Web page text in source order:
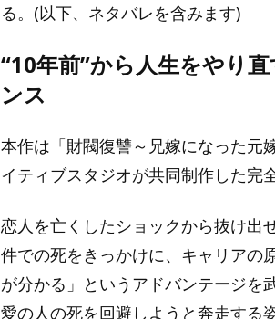
る。(以下、ネタバレを含みます)
“10年前”から人生をやり
ンス
本作は「財閥復讐～兄嫁になった元
イティブスタジオが共同制作した完
恋人を亡くしたショックから抜け出
件での死をきっかけに、キャリアの
が分かる」というアドバンテージを
愛の人の死を回避しようと奔走する